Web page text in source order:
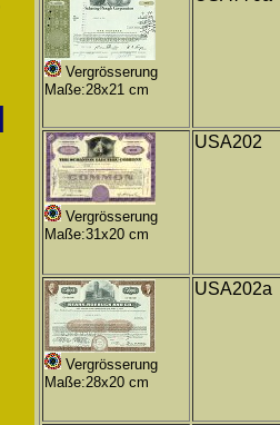
Vergrösserung
Maße:28x21 cm
Vergrösserung
Maße:31x20 cm
USA202
Vergrösserung
Maße:28x20 cm
USA202a